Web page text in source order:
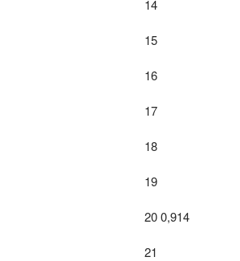
14
15
16
17
18
19
20 0,914
21